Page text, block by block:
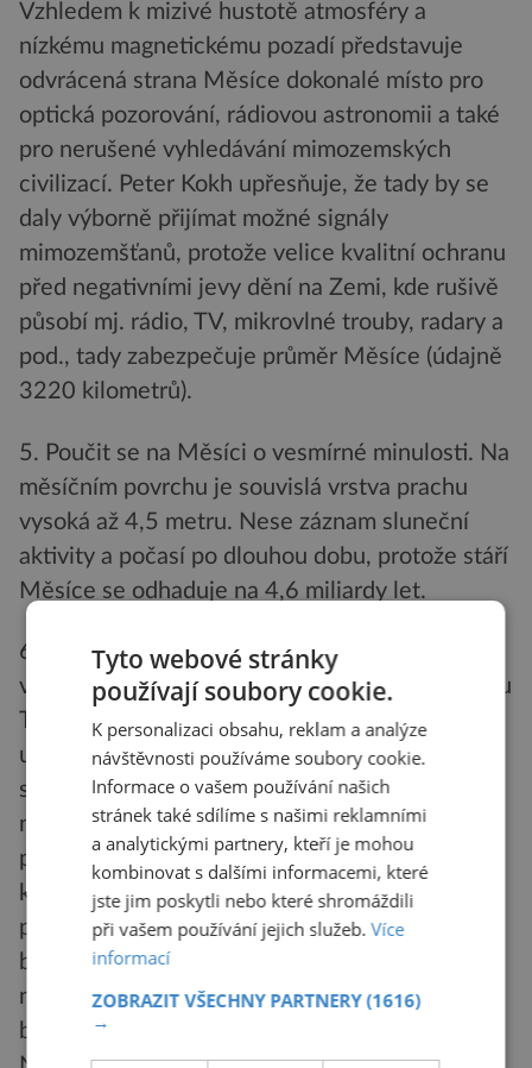
Vzhledem k mizivé hustotě atmosféry a
nízkému magnetickému pozadí představuje
odvrácená strana Měsíce dokonalé místo pro
optická pozorování, rádiovou astronomii a také
pro nerušené vyhledávání mimozemských
civilizací. Peter Kokh upřesňuje, že tady by se
daly výborně přijímat možné signály
mimozemšťanů, protože velice kvalitní ochranu
před negativními jevy dění na Zemi, kde rušivě
působí mj. rádio, TV, mikrovlné trouby, radary a
pod., tady zabezpečuje průměr Měsíce (údajně
3220 kilometrů).
5. Poučit se na Měsíci o vesmírné minulosti. Na
měsíčním povrchu je souvislá vrstva prachu
vysoká až 4,5 metru. Nese záznam sluneční
aktivity a počasí po dlouhou dobu, protože stáří
Měsíce se odhaduje na 4,6 miliardy let.
6. Zajistit mnohem kvalitnější pozorování
vesmíru. Profesor Kalifornské univerzity Madhu
Thangavelu navrhl kolem rovníku Měsíce
umístit velké sady výkonných dalekohledů –
samozřejmě i na odvrácené straně tohoto
našeho souputníka. Byly by v činnosti bez
přestávky. Richard Godwin, jenž se zabývá
kosmickými tělesy, které jsou možnou hrozbou
pro naši planetu, zase zdůrazňuje, že z Měsíce
by se mohlo mnohem více zjistit o možném
nebezpečí asteroidů a meteoritů. (Tyto tzv.
blízké zemské objekty mají anglické označení
Tyto webové stránky
používají soubory cookie.
K personalizaci obsahu, reklam a analýze
návštěvnosti používáme soubory cookie.
Informace o vašem používání našich
stránek také sdílíme s našimi reklamními
a analytickými partnery, kteří je mohou
kombinovat s dalšími informacemi, které
jste jim poskytli nebo které shromáždili
při vašem používání jejich služeb.Více
informací
ZOBRAZIT VŠECHNY PARTNERY(1616)
→